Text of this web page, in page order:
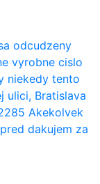
odcudzeny
vyrobne cislo
niekedy tento
ulici, Bratislava
Akekolvek
dakujem za